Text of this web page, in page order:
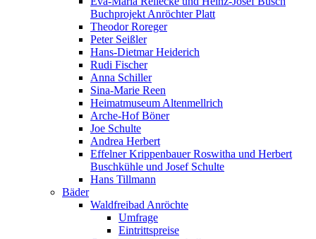
Buchprojekt Anröchter Platt
Theodor Roreger
Peter Seißler
Hans-Dietmar Heiderich
Rudi Fischer
Anna Schiller
Sina-Marie Reen
Heimatmuseum Altenmellrich
Arche-Hof Böner
Joe Schulte
Andrea Herbert
Effelner Krippenbauer Roswitha und Herbert
Buschkühle und Josef Schulte
Hans Tillmann
Bäder
Waldfreibad Anröchte
Umfrage
Eintrittspreise